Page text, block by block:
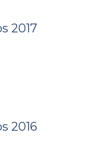
2017
2016